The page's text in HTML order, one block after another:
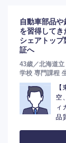
自動車部品
を習得して
シェアトッ
証へ
43歳／北海道
学校 専門課程
空
ィ
品